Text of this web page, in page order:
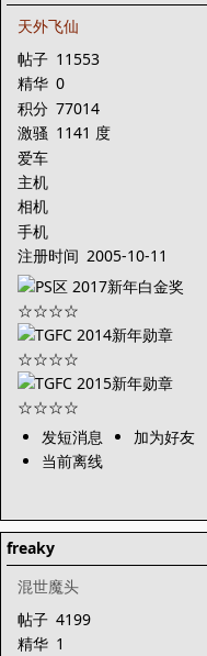
天外飞仙
帖子 11553
精华 0
积分 77014
激骚 1141 度
爱车
主机
相机
手机
注册时间 2005-10-11
发短消息
加为好友
当前离线
freaky
混世魔头
帖子 4199
精华 1